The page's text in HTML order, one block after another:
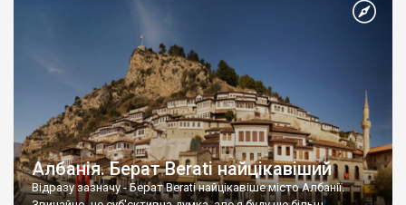
Албанія. Берат Berati найцікавіший
Відразу зазначу - Берат Berati найцікавіше місто Албанії.